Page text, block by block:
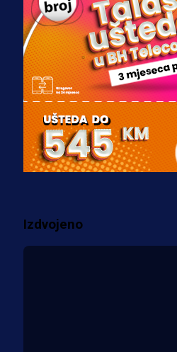
Zmajevi dobili
Fudbaler
dres BiH!
3 sedmica 3 dan
Premijer liga BiH
Misimović
za pranje
prostorije FK
Više vijesti
Izdvojeno